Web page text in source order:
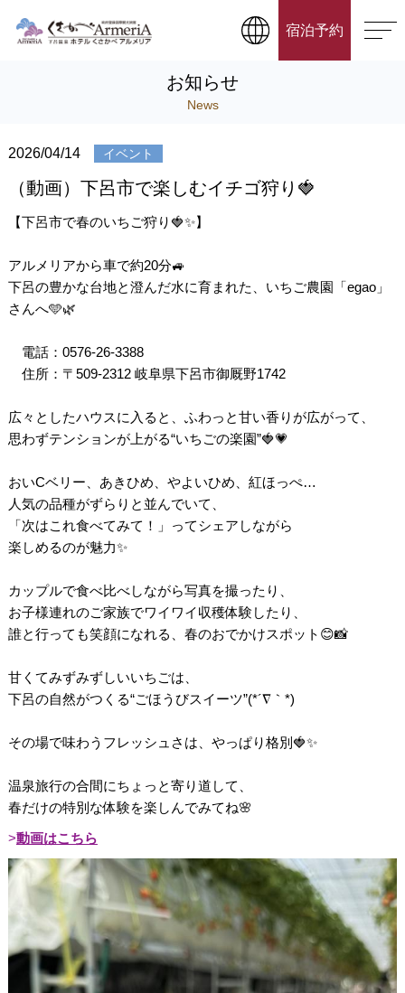
宿泊予約
お知らせ
News
2026/04/14 イベント
（動画）下呂市で楽しむイチゴ狩り🍓
【下呂市で春のいちご狩り🍓✨】
アルメリアから車で約20分🚙
下呂の豊かな台地と澄んだ水に育まれた、いちご農園「egao」
さんへ🩵🌿
電話：0576-26-3388
住所：〒509-2312 岐阜県下呂市御厩野1742
広々としたハウスに入ると、ふわっと甘い香りが広がって、
思わずテンションが上がる“いちごの楽園”🍓💗
おいCベリー、あきひめ、やよいひめ、紅ほっぺ…
人気の品種がずらりと並んでいて、
「次はこれ食べてみて！」ってシェアしながら
楽しめるのが魅力✨
カップルで食べ比べしながら写真を撮ったり、
お子様連れのご家族でワイワイ収穫体験したり、
誰と行っても笑顔になれる、春のおでかけスポット😊📸
甘くてみずみずしいいちごは、
下呂の自然がつくる“ごほうびスイーツ”(*´∇｀*)
その場で味わうフレッシュさは、やっぱり格別🍓✨
温泉旅行の合間にちょっと寄り道して、
春だけの特別な体験を楽しんでみてね🌸
動画はこちら